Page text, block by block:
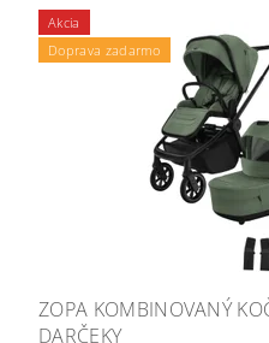
Akcia
Doprava zadarmo
ZOPA KOMBINOVANÝ
DARČEKY